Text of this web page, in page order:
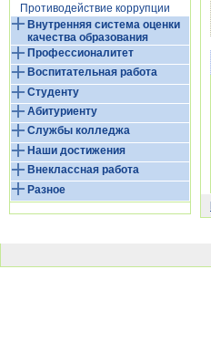
Противодействие коррупции
Внутренняя система оценки
качества образования
Профессионалитет
Воспитательная работа
Студенту
Абитуриенту
Службы колледжа
Наши достижения
Внеклассная работа
Разное